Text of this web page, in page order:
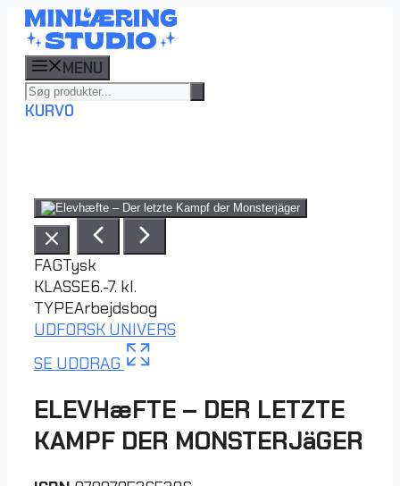
Hop
indhold MENU
KURV0
FAGTysk
KLASSE6.-7. kl.
TYPEArbejdsbog
UDFORSK UNIVERS
SE UDDRAG
ELEVHæFTE – DER LETZTE
KAMPF DER MONSTERJäGER